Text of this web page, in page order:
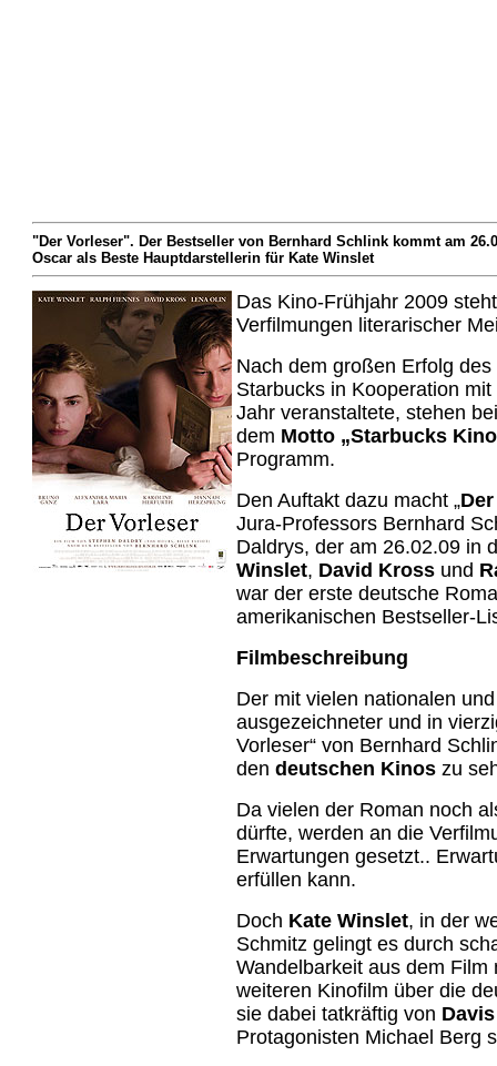
"Der Vorleser". Der Bestseller von Bernhard Schlink kommt am
Oscar als Beste Hauptdarstellerin für Kate Winslet
Das Kino-Frühjahr 2009
Verfilmungen literarischer
Nach dem großen Erfolg des
Starbucks in Kooperation
Jahr veranstaltete, stehen
dem Motto „Starbucks
Programm.
Den Auftakt dazu macht „
Jura-Professors Bernhard
Daldrys, der am 26.02.09 in
Winslet, David Kross und
war der erste deutsche
amerikanischen Bestseller-
Filmbeschreibung
Der mit vielen nationalen
ausgezeichneter und in
Vorleser“ von Bernhard
den deutschen Kinos zu
Da vielen der Roman noch
dürfte, werden an die
Erwartungen gesetzt..
erfüllen kann.
Doch Kate Winslet, in der
Schmitz gelingt es durch
Wandelbarkeit aus dem
weiteren Kinofilm über die
sie dabei tatkräftig von
Protagonisten Michael Berg